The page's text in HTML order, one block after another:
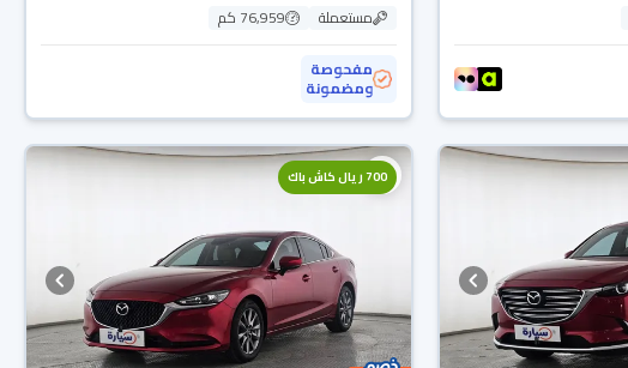
مستعملة
76,959 كم
مفحوصة
ومضمونة
700 ريال كاش باك